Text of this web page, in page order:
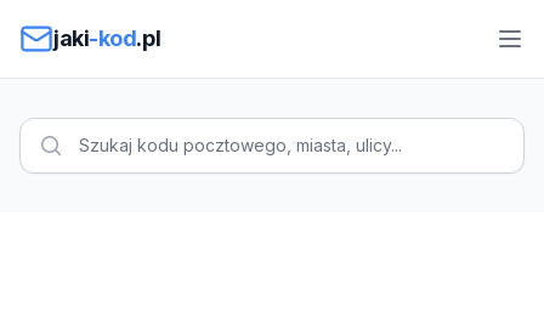
jaki-kod.pl